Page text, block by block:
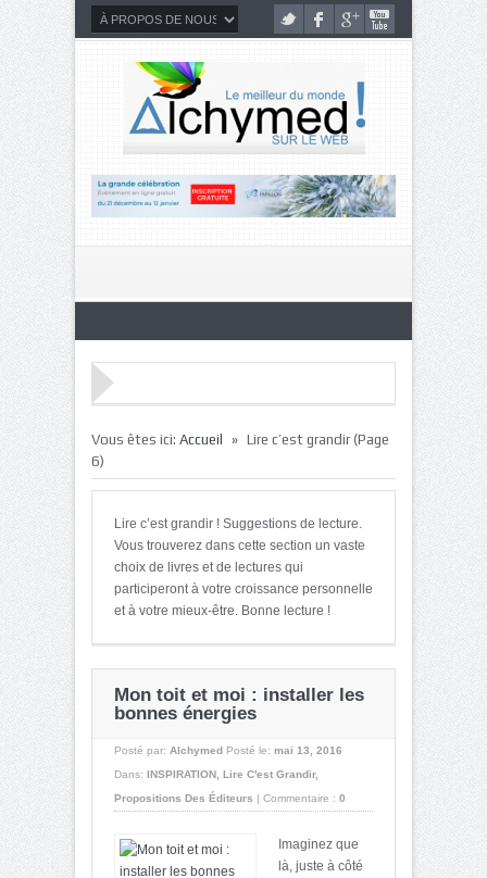
Vous êtes ici: Accueil » Lire c’est grandir(Page
6)
Lire c’est grandir ! Suggestions de lecture.
Vous trouverez dans cette section un vaste
choix de livres et de lectures qui
participeront à votre croissance personnelle
et à votre mieux-être. Bonne lecture !
Mon toit et moi : installer les
bonnes énergies
Posté par: Alchymed Posté le: mai 13, 2016
Dans: INSPIRATION Lire C'est Grandir,
Propositions Des Éditeurs | Commentaire : 0
Imaginez que
là, juste à côté